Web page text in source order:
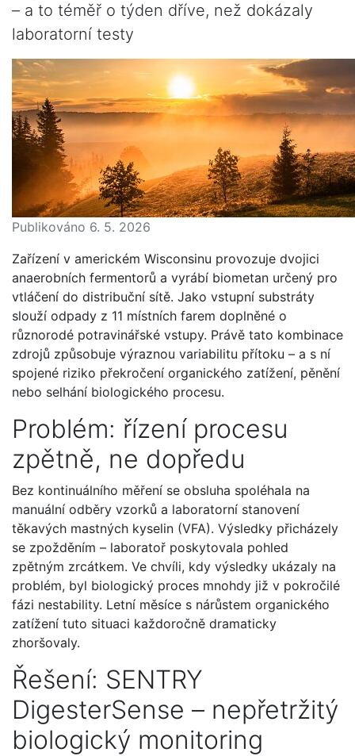
– a to téměř o týden dříve, než dokázaly
laboratorní testy
Publikováno 6. 5. 2026
Zařízení v americkém Wisconsinu provozuje dvojici
anaerobních fermentorů a vyrábí biometan určený pro
vtláčení do distribuční sítě. Jako vstupní substráty
slouží odpady z 11 místních farem doplněné o
různorodé potravinářské vstupy. Právě tato kombinace
zdrojů způsobuje výraznou variabilitu přítoku – a s ní
spojené riziko překročení organického zatížení, pěnění
nebo selhání biologického procesu.
Problém: řízení procesu
zpětně, ne dopředu
Bez kontinuálního měření se obsluha spoléhala na
manuální odběry vzorků a laboratorní stanovení
těkavých mastných kyselin (VFA). Výsledky přicházely
se zpožděním – laboratoř poskytovala pohled
zpětným zrcátkem. Ve chvíli, kdy výsledky ukázaly na
problém, byl biologický proces mnohdy již v pokročilé
fázi nestability. Letní měsíce s nárůstem organického
zatížení tuto situaci každoročně dramaticky
zhoršovaly.
Řešení: SENTRY
DigesterSense – nepřetržitý
biologický monitoring